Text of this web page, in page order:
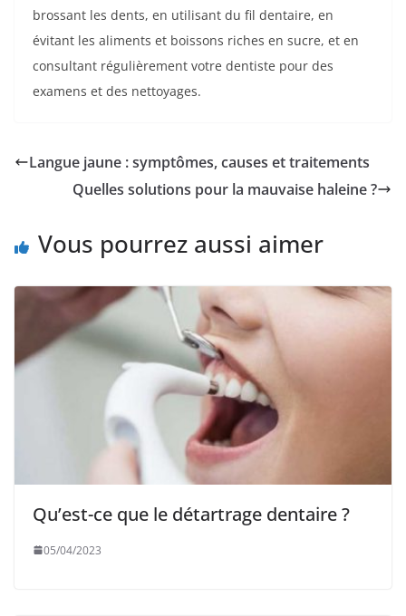
brossant les dents, en utilisant du fil dentaire, en
évitant les aliments et boissons riches en sucre, et en
consultant régulièrement votre dentiste pour des
examens et des nettoyages.
Langue jaune : symptômes, causes et traitements
Quelles solutions pour la mauvaise haleine ?
Vous pourrez aussi aimer
Qu’est-ce que le détartrage dentaire ?
05/04/2023